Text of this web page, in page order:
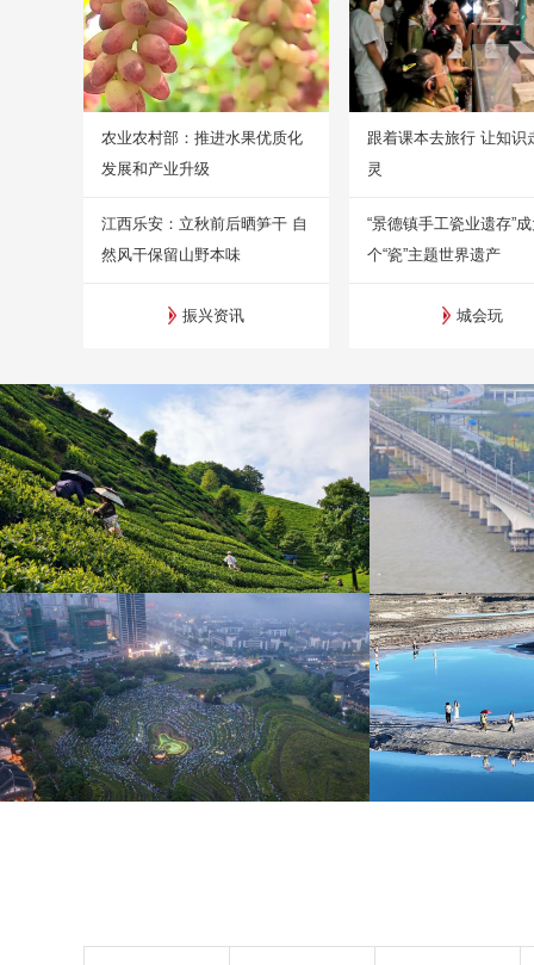
农业农村部：推进水果优质化
发展和产业升级
江西乐安：立秋前后晒笋干 自
然风干保留山野本味
振兴资讯
跟着课本去旅行 让知识
灵
“景德镇手工瓷业遗存”
个“瓷”主题世界遗产
城会玩
广西昭平: 高山秋茶采摘忙
晨光洒在茶园，连绵起伏的茶山云雾缭绕，茶农采摘
杭台高铁温玉段